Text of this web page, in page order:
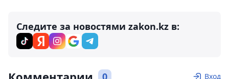
Следите за новостями zakon.kz в:
0 Вход